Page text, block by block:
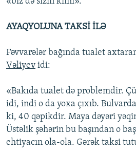
AYAQYOLUNA TAKSİ İLƏ
Fəvvarələr bağında tualet
Vəliyev idi:
«Bakıda tualet də problemdir.
idi, indi o da yoxa çıxıb.
ki, 40 qəpikdir. Maya dəyəri
Üstəlik şəhərin bu başından o
ehtiyacın ola-ola. Gərək taksi